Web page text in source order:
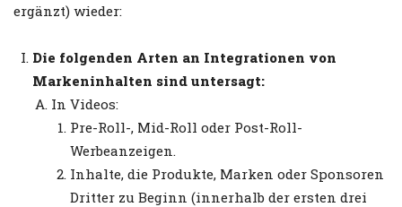
ergänzt) wieder:
Die folgenden Arten an Integrationen von
Markeninhalten sind untersagt:
In Videos:
Pre-Roll-, Mid-Roll oder Post-Roll-
Werbeanzeigen.
Inhalte, die Produkte, Marken oder Sponsoren
Dritter zu Beginn (innerhalb der ersten drei